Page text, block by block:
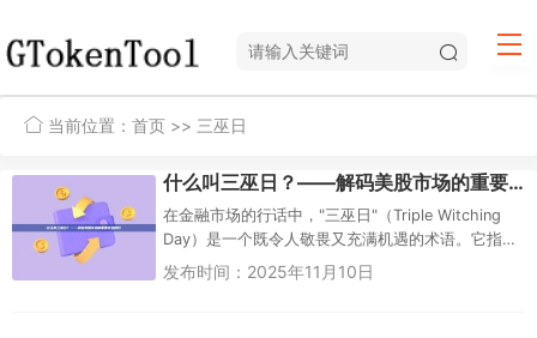
当前位置： 首页 >> 三巫日
什么叫三巫日？——解码美股市场的重要变盘时刻
在金融市场的行话中，"三巫日"（Triple Witching
Day）是一个既令人敬畏又充满机遇的术语。它指的
是美国股市每季度...
发布时间：2025年11月10日